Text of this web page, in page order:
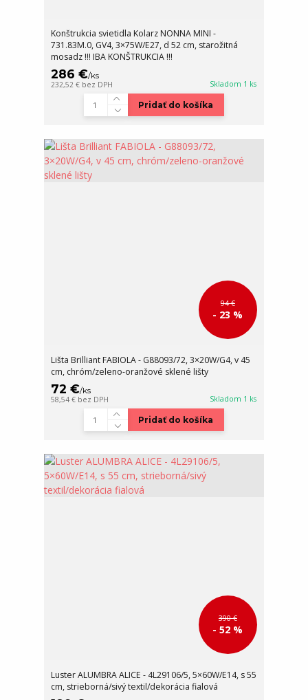
Konštrukcia svietidla Kolarz NONNA MINI -
731.83M.0, GV4, 3×75W/E27, d 52 cm, starožitná
mosadz !!! IBA KONŠTRUKCIA !!!
286 €/ks
232,52 € bez DPH Skladom 1 ks
Pridať do košíka
94 €
- 23 %
Lišta Brilliant FABIOLA - G88093/72, 3×20W/G4, v 45
cm, chróm/zeleno-oranžové sklené lišty
72 €/ks
58,54 € bez DPH Skladom 1 ks
Pridať do košíka
390 €
- 52 %
Luster ALUMBRA ALICE - 4L29106/5, 5×60W/E14, s 55
cm, strieborná/sivý textil/dekorácia fialová